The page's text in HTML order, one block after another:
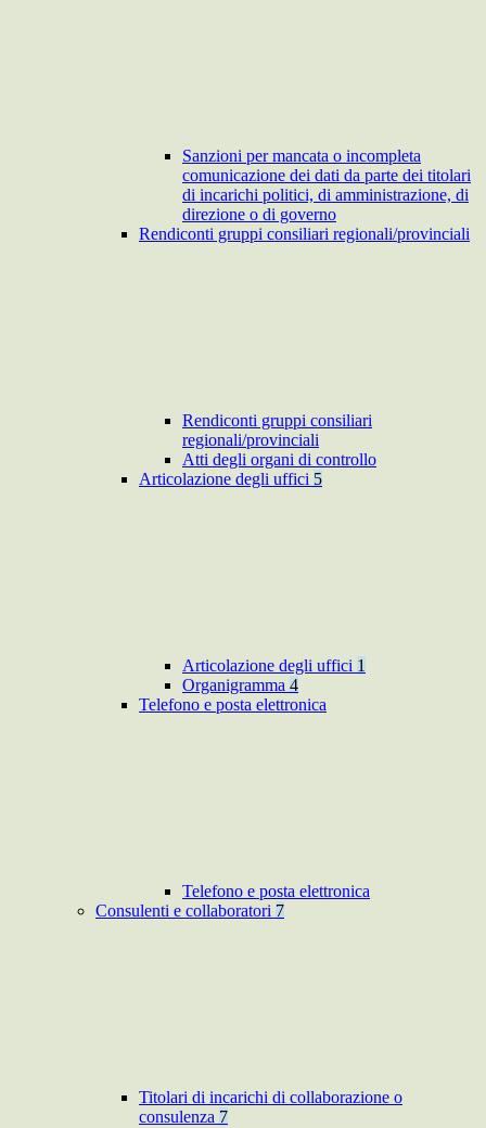
Sanzioni per mancata o incompleta
comunicazione dei dati da parte dei titolari
di incarichi politici, di amministrazione, di
direzione o di governo
Rendiconti gruppi consiliari regionali/provinciali
Rendiconti gruppi consiliari
regionali/provinciali
Atti degli organi di controllo
Articolazione degli uffici 5
Articolazione degli uffici 1
Organigramma 4
Telefono e posta elettronica
Telefono e posta elettronica
Consulenti e collaboratori 7
Titolari di incarichi di collaborazione o
consulenza 7